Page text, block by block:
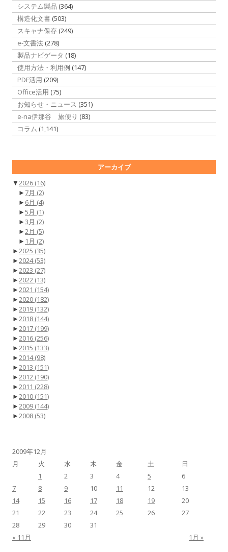
システム製品 (364)
構造化文書 (503)
スキャナ保存 (249)
e-文書法 (278)
製品ナビゲータ (18)
使用方法・利用例 (147)
PDF活用 (209)
Office活用 (75)
お知らせ・ニュース (351)
e-na伊那谷 旅便り (83)
コラム (1,141)
アーカイブ
▼2026 (16)
► 7月 (2)
► 6月 (4)
►5月 (1)
►3月 (2)
►2月 (5)
► 1月 (2)
►2025 (35)
►2024(53)
►2023 (27)
►2022 (13)
►2021 (154)
►2020 (182)
►2019 (132)
►2018 (144)
►2017 (199)
►2016 (256)
►2015 (133)
►2014(98)
►2013 (151)
►2012 (190)
►2011 (228)
►2010 (151)
►2009 (144)
►2008 (53)
2009年12月
月
火 水 木 金 土 日
« 11月 1月 »
1 2 3 4 5
6
7
8 9 10 11 12
13
14
15 16 17 18 19
20
21
22 23 24 25 26
27
28
29 30 31